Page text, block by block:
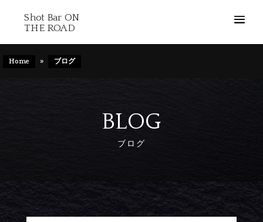
Shot Bar ON
THE ROAD
Home » ブログ
BLOG
ブログ